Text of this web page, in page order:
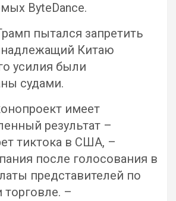
ByteDance.
пытался запретить
Китаю
усилия были
судами.
имеет
результат –
тиктока в США, –
после голосования в
представителей по
торговле. –